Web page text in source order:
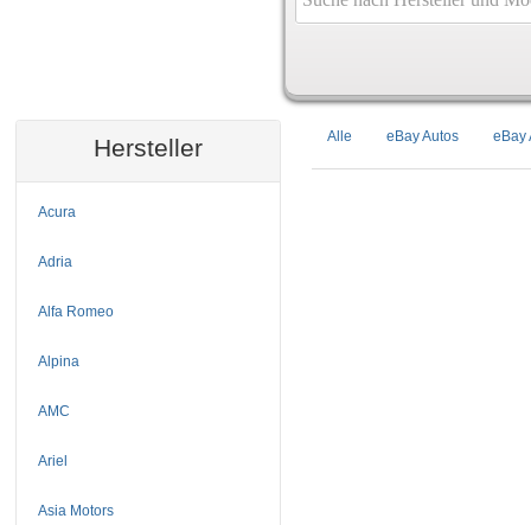
Hersteller
Acura
Adria
Alfa Romeo
Alpina
AMC
Ariel
Asia Motors
Alle eBay Autos eBay